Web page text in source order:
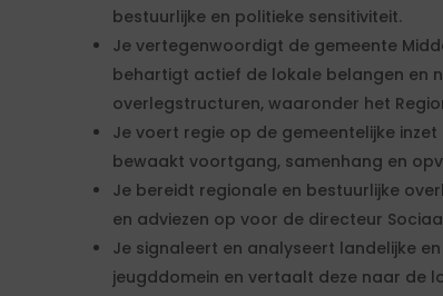
bestuurlijke en politieke sensitiviteit.
Je vertegenwoordigt de gemeente
behartigt actief de lokale belangen en
overlegstructuren, waaronder het
Je voert regie op de gemeentelijke
bewaakt voortgang, samenhang en
Je bereidt regionale en bestuurlijke
en adviezen op voor de directeur
Je signaleert en analyseert landelijke
jeugddomein en vertaalt deze naar de